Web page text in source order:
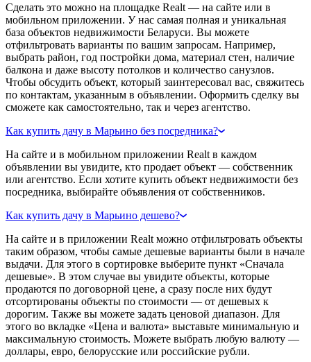
Сделать это можно на площадке Realt — на сайте или в
мобильном приложении. У нас самая полная и уникальная
база объектов недвижимости Беларуси. Вы можете
отфильтровать варианты по вашим запросам. Например,
выбрать район, год постройки дома, материал стен, наличие
балкона и даже высоту потолков и количество санузлов.
Чтобы обсудить объект, который заинтересовал вас, свяжитесь
по контактам, указанным в объявлении. Оформить сделку вы
сможете как самостоятельно, так и через агентство.
Как купить дачу в Марьино без посредника?
На сайте и в мобильном приложении Realt в каждом
объявлении вы увидите, кто продает объект — собственник
или агентство. Если хотите купить объект недвижимости без
посредника, выбирайте объявления от собственников.
Как купить дачу в Марьино дешево?
На сайте и в приложении Realt можно отфильтровать объекты
таким образом, чтобы самые дешевые варианты были в начале
выдачи. Для этого в сортировке выберите пункт «Сначала
дешевые». В этом случае вы увидите объекты, которые
продаются по договорной цене, а сразу после них будут
отсортированы объекты по стоимости — от дешевых к
дорогим. Также вы можете задать ценовой диапазон. Для
этого во вкладке «Цена и валюта» выставьте минимальную и
максимальную стоимость. Можете выбрать любую валюту —
доллары, евро, белорусские или российские рубли.